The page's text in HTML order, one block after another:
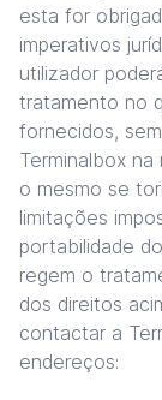
esta for
imperativos
utilizador
tratamento no
fornecidos,
Terminalbox
o mesmo se
limitações
portabilidade
regem o
dos direitos
contactar a
endereços: